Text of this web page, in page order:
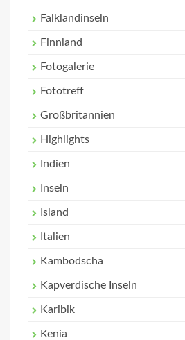
Falklandinseln
Finnland
Fotogalerie
Fototreff
Großbritannien
Highlights
Indien
Inseln
Island
Italien
Kambodscha
Kapverdische Inseln
Karibik
Kenia